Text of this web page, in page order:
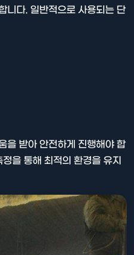
니다. 일반적으로 사용되는 단
을 받아 안전하게 진행해야 합
을 통해 최적의 환경을 유지